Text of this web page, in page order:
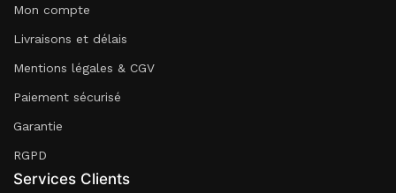
Mon compte
Livraisons et délais
Mentions légales & CGV
Paiement sécurisé
Garantie
RGPD
Services Clients